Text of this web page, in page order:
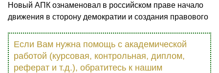
Новый АПК ознаменовал в российском праве начало
движения в сторону демократии и создания правового
Если Вам нужна помощь с академической
работой (курсовая, контрольная, диплом,
реферат и т.д.), обратитесь к нашим